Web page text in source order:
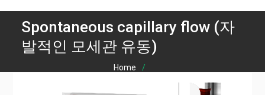
Spontaneous capillary flow (자
발적인 모세관 유동)
Home
Spontaneous capillary flow (자발적인 모세관 유동)